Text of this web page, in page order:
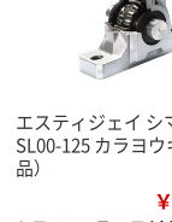
エスティジェイ シ
SL00-125 カラヨウ
品）